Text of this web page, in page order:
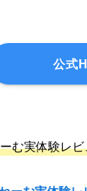
公式
む実体験レ